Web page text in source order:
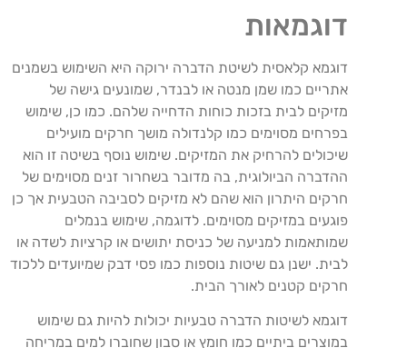
דוגמאות
דוגמא קלאסית לשיטת הדברה ירוקה היא השימוש בשמנים
אתריים כמו שמן מנטה או לבנדר, שמונעים גישה של
מזיקים לבית בזכות כוחות הדחייה שלהם. כמו כן, שימוש
בפרחים מסוימים כמו קלנדולה מושך חרקים מועילים
שיכולים להרחיק את המזיקים. שימוש נוסף בשיטה זו הוא
ההדברה הביולוגית, בה מדובר בשחרור זנים מסוימים של
חרקים היתרון הוא שהם לא מזיקים לסביבה הטבעית אך כן
פוגעים במזיקים מסוימים. לדוגמה, שימוש בנמלים
שמותאמות למניעה של כניסת יתושים או קרציות לשדה או
לבית. ישנן גם שיטות נוספות כמו פסי דבק שמיועדים ללכוד
חרקים קטנים לאורך הבית.
דוגמא לשיטות הדברה טבעיות יכולות להיות גם שימוש
במוצרים ביתיים כמו חומץ או סבון שחוברו למים במריחה